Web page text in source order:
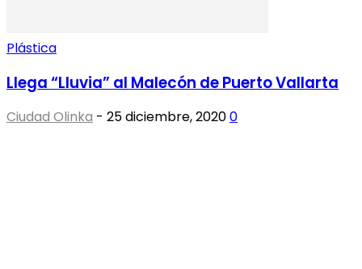
Plástica
Llega “Lluvia” al Malecón de Puerto Vallarta
Ciudad Olinka - 25 diciembre, 20200